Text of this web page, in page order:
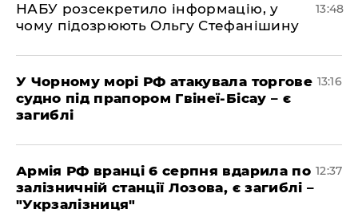
НАБУ розсекретило інформацію, у
чому підозрюють Ольгу Стефанішину
13:48
У Чорному морі РФ атакувала торгове
судно під прапором Гвінеї-Бісау – є
загиблі
13:16
Армія РФ вранці 6 серпня вдарила по
залізничній станції Лозова, є загиблі –
"Укрзалізниця"
12:37